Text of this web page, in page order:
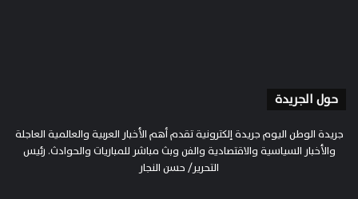
حول الجريدة
جريدة الوطن اليوم جريدة إلكترونية تقدم أهم الأخبار العربية والعالمية العاجلة
والأخبار السياسية والاقتصادية والفن وبث مباشر للمباريات والحوادث. رئيس
التحرير/ حسن النجار